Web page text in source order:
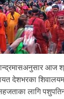
आज
देशभरका शिवालयमा
लागि